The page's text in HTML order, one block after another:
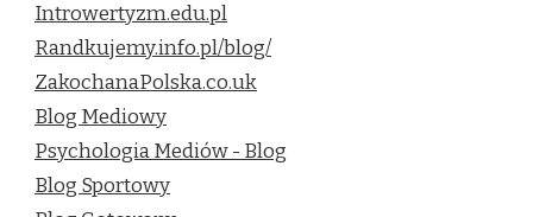
Introwertyzm.edu.pl
Randkujemy.info.pl/blog/
ZakochanaPolska.co.uk
Blog Mediowy
Psychologia Mediów - Blog
Blog Sportowy